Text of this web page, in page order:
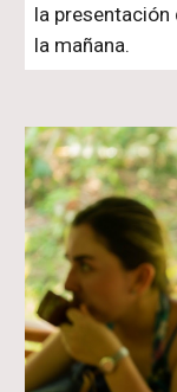
la presentación
la mañana.